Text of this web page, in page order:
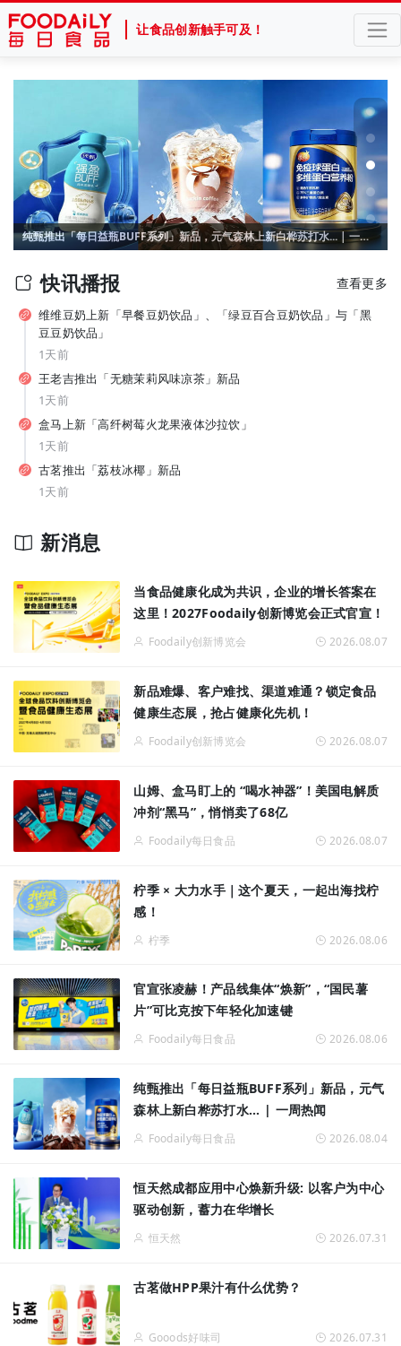
让食品创新触手可及！
纯甄推出「每日益瓶BUFF系列」新品，元气森林上新白桦苏打水... | 一周热闻
从7-11、朴朴到丰e，蒙牛要借运动饮料“杀”入渠道新战场？
快讯播报 查看更多
维维豆奶上新「早餐豆奶饮品」、「绿豆百合豆奶饮品」与「黑
豆豆奶饮品」
1天前
王老吉推出「无糖茉莉风味凉茶」新品
1天前
盒马上新「高纤树莓火龙果液体沙拉饮」
1天前
古茗推出「荔枝冰椰」新品
1天前
新消息
当食品健康化成为共识，企业的增长答案在
这里！2027Foodaily创新博览会正式官宣！
Foodaily创新博览会 2026.08.07
新品难爆、客户难找、渠道难通？锁定食品
健康生态展，抢占健康化先机！
Foodaily创新博览会 2026.08.07
山姆、盒马盯上的 “喝水神器”！美国电解质
冲剂“黑马”，悄悄卖了68亿
Foodaily每日食品 2026.08.07
柠季 × 大力水手｜这个夏天，一起出海找柠
感！
柠季 2026.08.06
官宣张凌赫！产品线集体“焕新”，“国民薯
片”可比克按下年轻化加速键
Foodaily每日食品 2026.08.06
纯甄推出「每日益瓶BUFF系列」新品，元气
森林上新白桦苏打水... | 一周热闻
Foodaily每日食品 2026.08.04
恒天然成都应用中心焕新升级: 以客户为中心
驱动创新，蓄力在华增长
恒天然 2026.07.31
古茗做HPP果汁有什么优势？
Gooods好味司 2026.07.31